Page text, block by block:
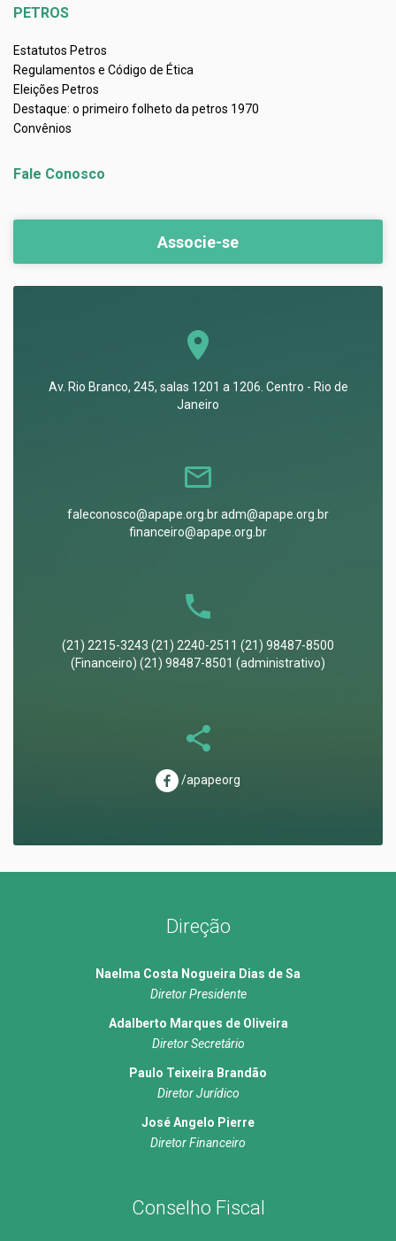
PETROS
Estatutos Petros
Regulamentos e Código de Ética
Eleições Petros
Destaque: o primeiro folheto da petros 1970
Convênios
Fale Conosco
Associe-se
Av. Rio Branco, 245, salas 1201 a 1206. Centro - Rio de
Janeiro
faleconosco@apape.org.br adm@apape.org.br
financeiro@apape.org.br
(21) 2215-3243 (21) 2240-2511 (21) 98487-8500
(Financeiro) (21) 98487-8501 (administrativo)
/apapeorg
Direção
Naelma Costa Nogueira Dias de Sa
Diretor Presidente
Adalberto Marques de Oliveira
Diretor Secretário
Paulo Teixeira Brandão
Diretor Jurídico
José Angelo Pierre
Diretor Financeiro
Conselho Fiscal